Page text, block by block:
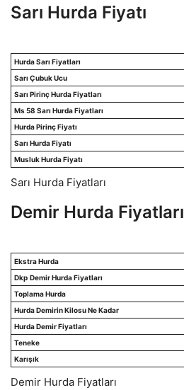
Sarı Hurda Fiyatı
Hurda Sarı Fiyatları
Sarı Çubuk Ucu
Sarı Pirinç Hurda Fiyatları
Ms 58 Sarı Hurda Fiyatları
Hurda Pirinç Fiyatı
Sarı Hurda Fiyatı
Musluk Hurda Fiyatı
Sarı Hurda Fiyatları
Demir Hurda Fiyatları
Ekstra Hurda
Dkp Demir Hurda Fiyatları
Toplama Hurda
Hurda Demirin Kilosu Ne Kadar
Hurda Demir Fiyatları
Teneke
Karışık
Demir Hurda Fiyatları